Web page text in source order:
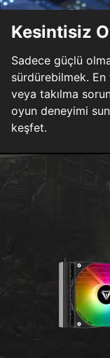
Kesintisiz
Sadece güçlü
sürdürebilmek.
veya takılma
oyun deneyimi
keşfet.